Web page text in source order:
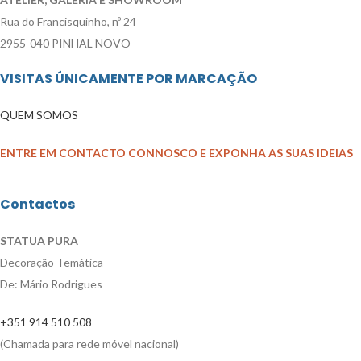
Rua do Francisquinho, nº 24
2955-040 PINHAL NOVO
VISITAS ÚNICAMENTE POR MARCAÇÃO
QUEM SOMOS
ENTRE EM CONTACTO CONNOSCO E EXPONHA AS SUAS IDEIAS
Contactos
STATUA PURA
Decoração Temática
De: Mário Rodrigues
+351 914 510 508
(Chamada para rede móvel nacional)